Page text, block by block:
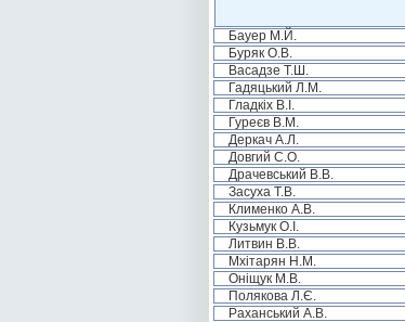
Бауер М.Й.
Буряк О.В.
Васадзе Т.Ш.
Гадяцький Л.М.
Гладкіх В.І.
Гуреєв В.М.
Деркач А.Л.
Довгий С.О.
Драчевський В.В.
Засуха Т.В.
Клименко А.В.
Кузьмук О.І.
Литвин В.В.
Мхітарян Н.М.
Оніщук М.В.
Полякова Л.Є.
Раханський А.В.